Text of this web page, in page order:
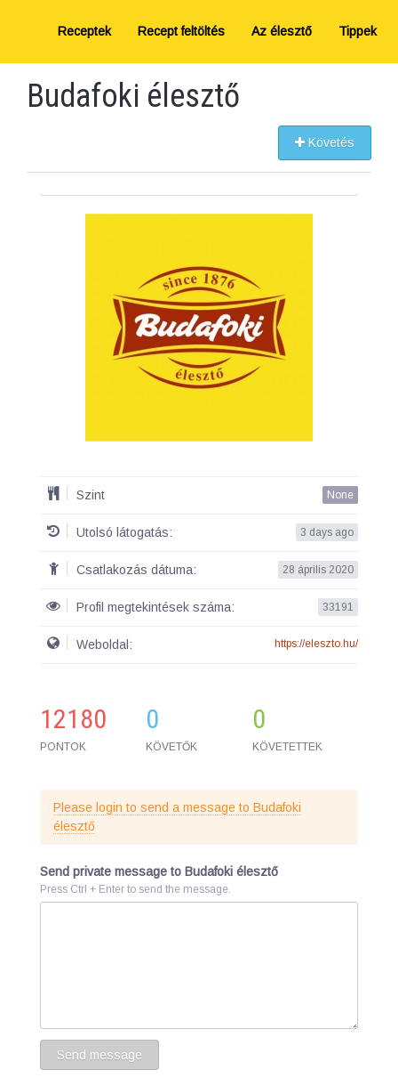
Receptek Recept feltöltés Az élesztő Tippek
Budafoki élesztő
Követés
Szint None
Utolsó látogatás: 3 days ago
Csatlakozás dátuma: 28 április 2020
Profil megtekintések száma: 33191
Weboldal: https://eleszto.hu/
12180
PONTOK
0
KÖVETŐK
0
KÖVETETTEK
Please login to send a message to Budafoki
élesztő
Send private message to Budafoki élesztő
Press Ctrl + Enter to send the message.